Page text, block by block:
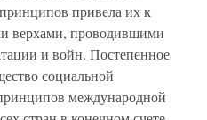
привела их к
верхами, проводившими
и войн. Постепенное
социальной
международной